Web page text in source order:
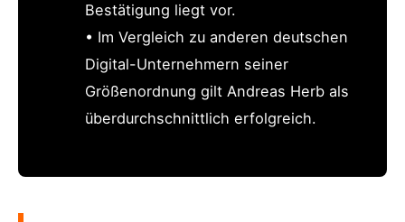
Bestätigung liegt vor.
• Im Vergleich zu anderen deutschen
Digital-Unternehmern seiner
Größenordnung gilt Andreas Herb als
überdurchschnittlich erfolgreich.